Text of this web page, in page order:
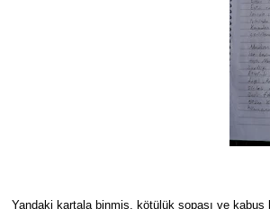
Yandaki kartala binmiş, kötülük sopası ve kabus